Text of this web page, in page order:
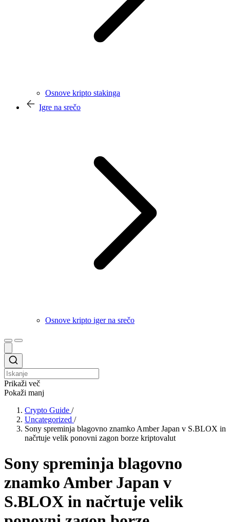
Osnove kripto stakinga
Igre na srečo
Osnove kripto iger na srečo
Prikaži več
Pokaži manj
Crypto Guide /
Uncategorized /
Sony spreminja blagovno znamko Amber Japan v S.BLOX in
načrtuje velik ponovni zagon borze kriptovalut
Sony spreminja blagovno
znamko Amber Japan v
S.BLOX in načrtuje velik